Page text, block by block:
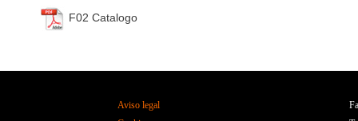
F02 Catalogo
Aviso legal